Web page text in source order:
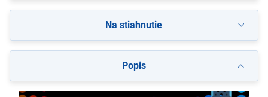
Popis
Na stiahnutie